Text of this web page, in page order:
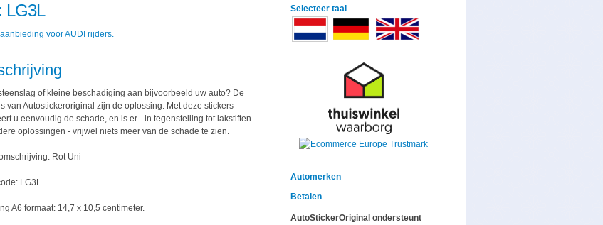
LG3L
voor AUDI rijders.
of kleine beschadiging aan bijvoorbeeld uw auto? De
van Autostickeroriginal zijn de oplossing. Met deze stickers
u eenvoudig de schade, en is er - in tegenstelling tot lakstiften
oplossingen - vrijwel niets meer van de schade te zien.
Rot Uni
LG3L
A6 formaat: 14,7 x 10,5 centimeter.
Selecteer taal
Automerken
Betalen
AutoStickerOriginal ondersteunt